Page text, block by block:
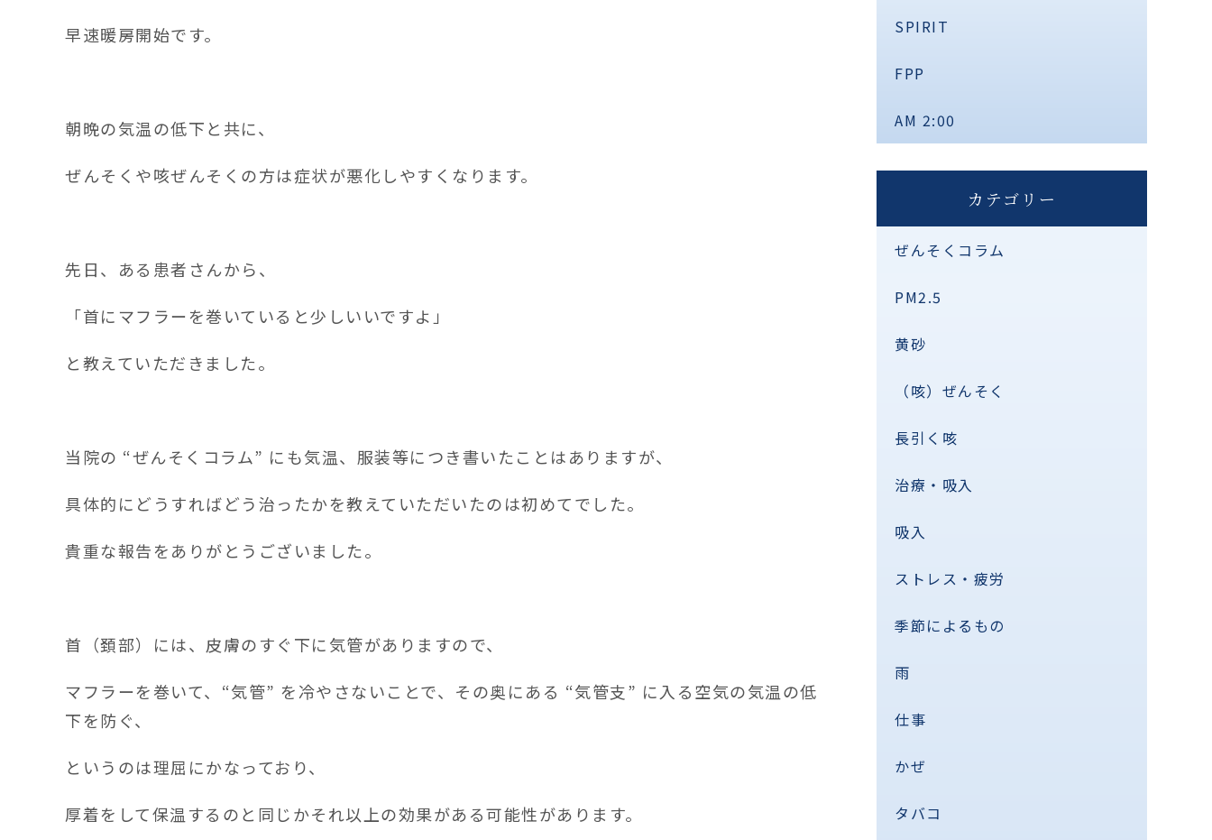
早速暖房開始です。
朝晩の気温の低下と共に、
ぜんそくや咳ぜんそくの方は症状が悪化しやすくなります。
先日、ある患者さんから、
「首にマフラーを巻いていると少しいいですよ」
と教えていただきました。
当院の “ぜんそくコラム” にも気温、服装等につき書いたことはありますが、
具体的にどうすればどう治ったかを教えていただいたのは初めてでした。
貴重な報告をありがとうございました。
首（頚部）には、皮膚のすぐ下に気管がありますので、
マフラーを巻いて、“気管” を冷やさないことで、その奥にある “気管支” に入る空気の気温の低
下を防ぐ、
というのは理屈にかなっており、
厚着をして保温するのと同じかそれ以上の効果がある可能性があります。
SPIRIT
FPP
AM 2:00
カテゴリー
ぜんそくコラム
PM2.5
黄砂
（咳）ぜんそく
長引く咳
治療・吸入
吸入
ストレス・疲労
季節によるもの
雨
仕事
かぜ
タバコ